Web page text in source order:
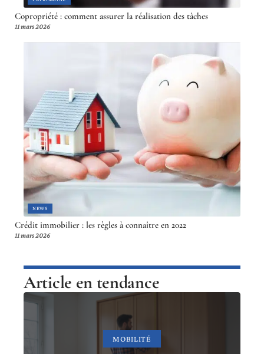
Copropriété : comment assurer la réalisation des tâches
11 mars 2026
NEWS
Crédit immobilier : les règles à connaître en 2022
11 mars 2026
Article en tendance
MOBILITÉ